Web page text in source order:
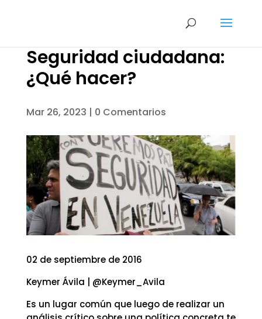
Seguridad ciudadana:
¿Qué hacer?
Mar 26, 2023 | 0 Comentarios
02 de septiembre de 2016
Keymer Ávila | @Keymer_Avila
Es un lugar común que luego de realizar un